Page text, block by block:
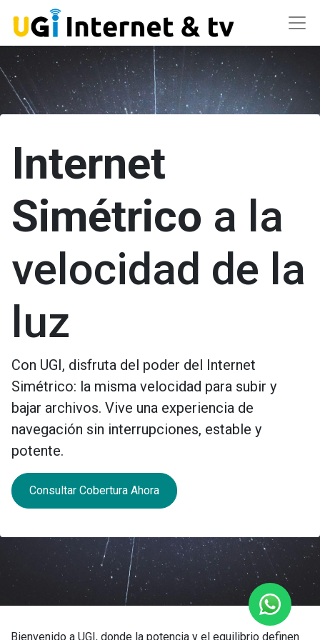
Internet
Simétrico a la
velocidad de la
luz
Con UGI, disfruta del poder del Internet
Simétrico: la misma velocidad para subir y
bajar archivos. Vive una experiencia de
navegación sin interrupciones, estable y
potente.
Consultar Cobertura Ahora
Bienvenido a UGI, donde la potencia y el equilibrio definen